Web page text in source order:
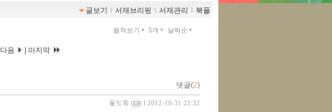
글보기 ｌ 서재브리핑 ｌ 서재관리 ｌ 북플
펼쳐보기 5개 날짜순
다음 마지막
댓글(2)
꽃도둑 ( ) l 2012-10-31 22:32